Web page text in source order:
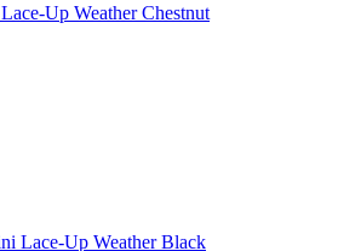
Up Weather Chestnut